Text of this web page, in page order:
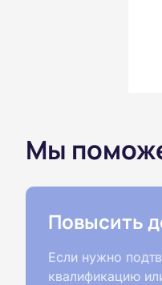
Мы
Повысить
Если нужно
квалификацию